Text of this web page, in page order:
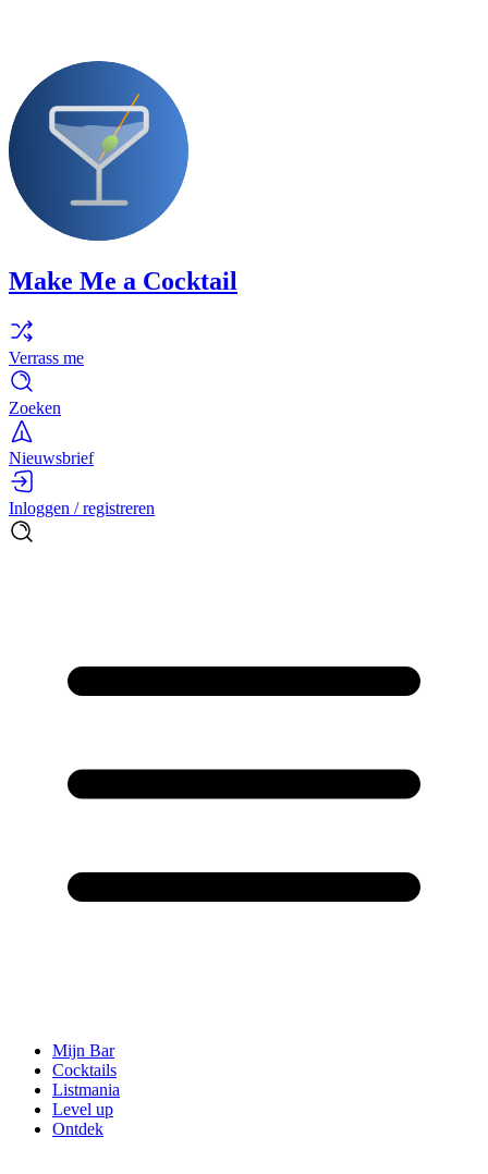
Make Me a Cocktail
Verrass me
Zoeken
Nieuwsbrief
Inloggen / registreren
Mijn Bar
Cocktails
Listmania
Level up
Ontdek